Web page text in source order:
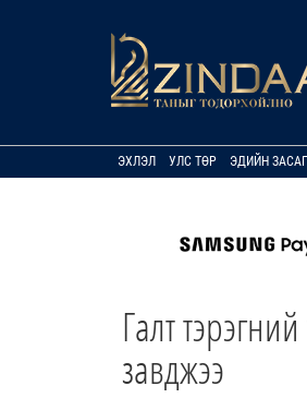
ЭХЛЭЛ УЛС ТӨР ЭДИЙН ЗАСАГ
Галт
завджээ